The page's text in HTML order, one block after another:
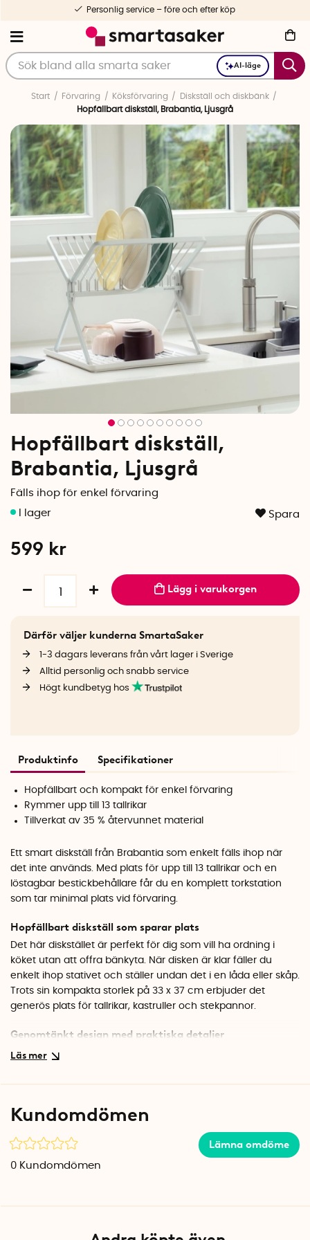
AI-läge
Personlig service – före och efter köp
Start Förvaring Köksförvaring
Diskställ och diskbänk
Hopfällbart diskställ, Brabantia, Ljusgrå
Hopfällbart diskställ,
Brabantia, Ljusgrå
Fälls ihop för enkel förvaring
Spara
599 kr
Lägg i varukorgen
Därför väljer kunderna SmartaSaker
1-3 dagars leverans från vårt lager i Sverige
Alltid personlig och snabb service
Högt kundbetyg hos
Produktinfo Specifikationer
Hopfällbart och kompakt för enkel förvaring
Rymmer upp till 13 tallrikar
Tillverkat av 35 % återvunnet material
Ett smart diskställ från Brabantia som enkelt fälls ihop när
det inte används. Med plats för upp till 13 tallrikar och en
löstagbar bestickbehållare får du en komplett torkstation
som tar minimal plats vid förvaring.
Hopfällbart diskställ som sparar plats
Det här diskstället är perfekt för dig som vill ha ordning i
köket utan att offra bänkyta. När disken är klar fäller du
enkelt ihop stativet och ställer undan det i en låda eller skåp.
Trots sin kompakta storlek på 33 x 37 cm erbjuder det
generös plats för tallrikar, kastruller och stekpannor.
Genomtänkt design med praktiska detaljer
Bestickbehållaren sitter på sidan och kan flyttas till höger
och inte glider.
Hållbart val i korrosionsbeständiga material
Diskstället är tillverkat i aluminium och ABS, material som tål
Kundomdömen
Lämna omdöme
0 Kundomdömen